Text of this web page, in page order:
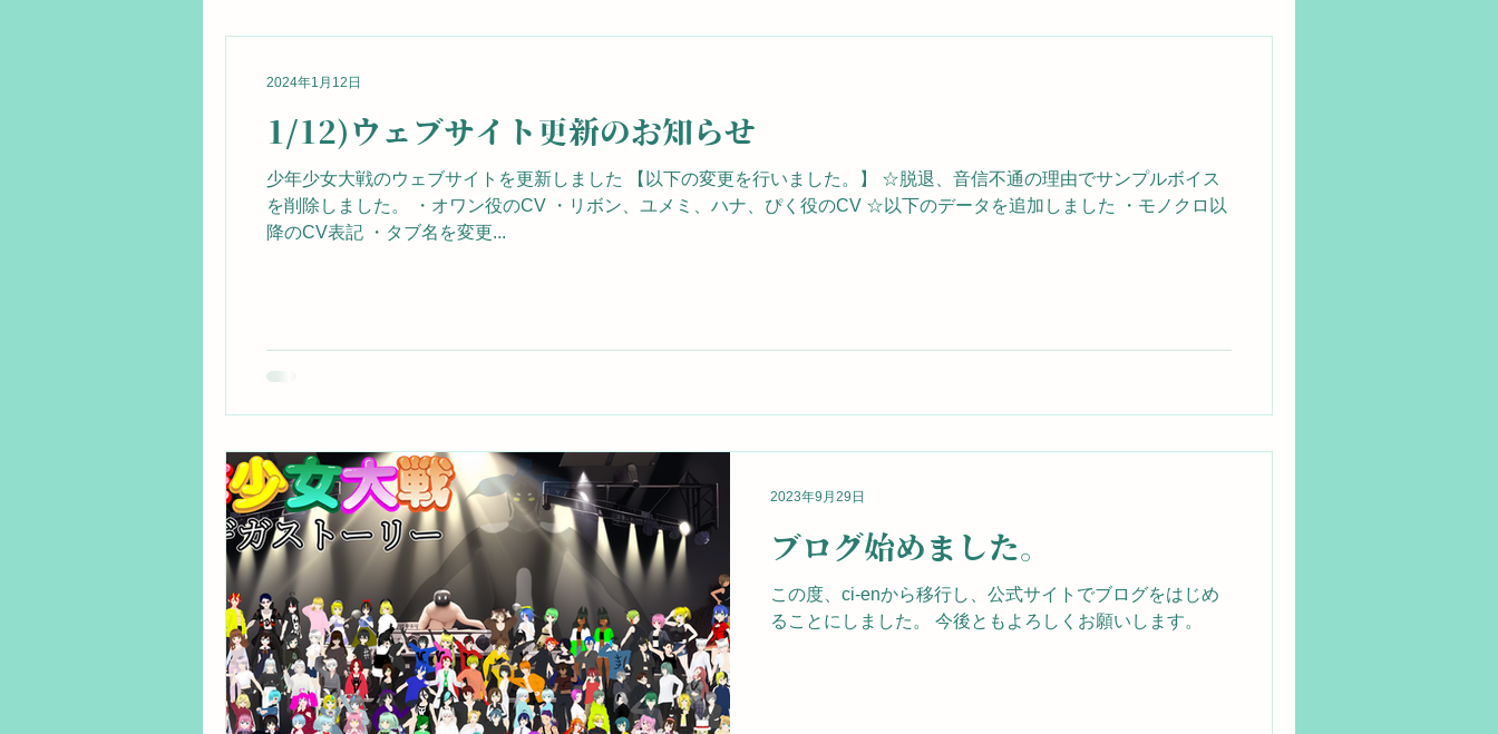
1/12)ウェブサイト更新のお知らせ
少年少女大戦のウェブサイトを更新しました 【以下の変更を行いました。】 ☆脱退、音信不通の理由でサンプルボイス
を削除しました。 ・オワン役のCV ・リボン、ユメミ、ハナ、ぴく役のCV ☆以下のデータを追加しました ・モノクロ以
降のCV表記 ・タブ名を変更...
2024年1月12日
ブログ始めました。
この度、ci-enから移行し、公式サイトでブログをはじめ
ることにしました。 今後ともよろしくお願いします。
2023年9月29日